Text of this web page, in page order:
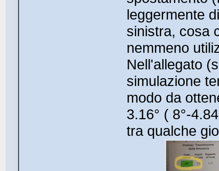
leggermente
sinistra, cosa
nemmeno
Nell'allegato
simulazione
modo da
3.16° ( 8°-
tra qualche